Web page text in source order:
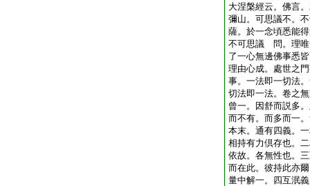
大涅槃經云。佛言
彌山。可思議不。
薩。於一念頃悉能
不可思議 問。理唯
了一心無邊佛事悉
理由心成。處世之
事。一法即一切法
切法即一法。卷之
曾一。因舒而説多
而不有。而多而一
本末。通有四義。
相持有力倶存也。
依故。各無性也。
而在此。彼持此亦
量中解一。四互泯